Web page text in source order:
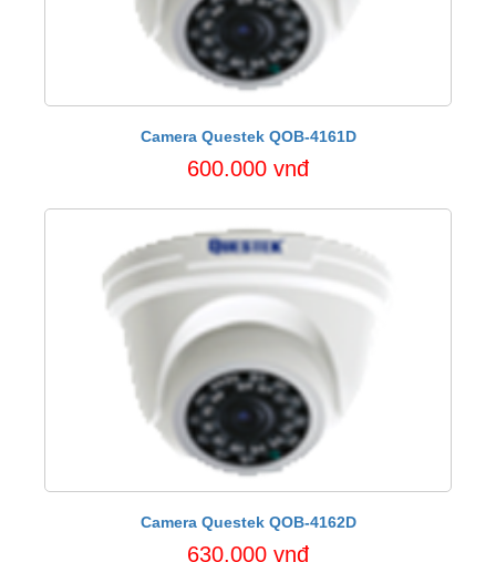
Camera Questek QOB-4161D
600.000 vnđ
Camera Questek QOB-4162D
630.000 vnđ